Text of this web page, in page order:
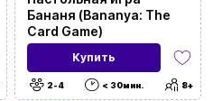
Бананя (Bananya: The
Card Game)
Купить
2-4 < 30мин. 8+